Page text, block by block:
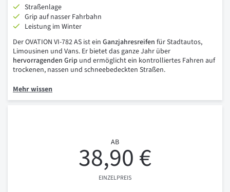
Straßenlage
Grip auf nasser Fahrbahn
Leistung im Winter
Der OVATION VI-782 AS ist ein Ganzjahresreifen für Stadtautos,
Limousinen und Vans. Er bietet das ganze Jahr über
hervorragenden Grip und ermöglicht ein kontrolliertes Fahren auf
trockenen, nassen und schneebedeckten Straßen.
Mehr wissen
AB
38,90 €
EINZELPREIS